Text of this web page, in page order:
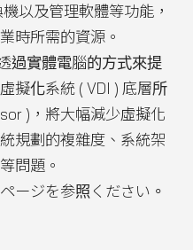
以及管理軟體等功能，
時所需的資源。
過實體電腦的方式來提
擬化系統 ( VDI ) 底層所
)，將大幅減少虛擬化
規劃的複雜度、系統架
問題。
ージを参照ください。